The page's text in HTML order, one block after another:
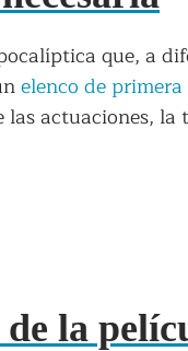
que, a
elenco de
actuaciones, la
la